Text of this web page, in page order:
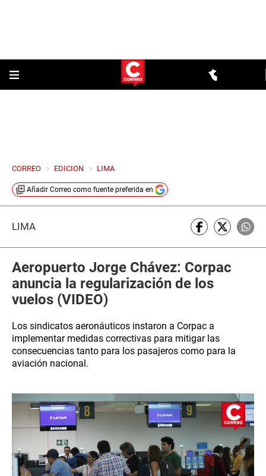
CORREO > EDICION > LIMA
Añadir Correo como fuente preferida en
LIMA
Aeropuerto Jorge Chávez: Corpac
anuncia la regularización de los
vuelos (VIDEO)
Los sindicatos aeronáuticos instaron a Corpac a
implementar medidas correctivas para mitigar las
consecuencias tanto para los pasajeros como para la
aviación nacional.